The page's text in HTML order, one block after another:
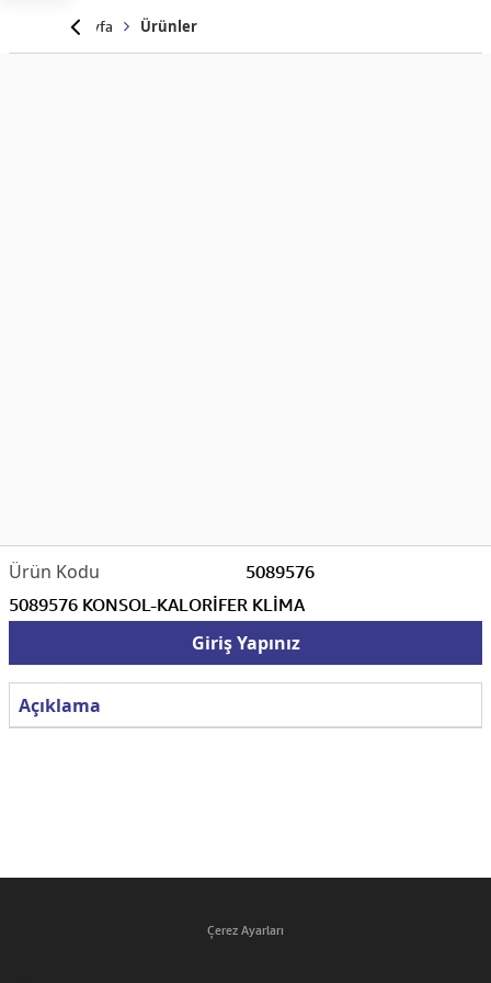
Anasayfa Ürünler
5089576
5089576 KONSOL-KALORİFER KLİMA
Giriş Yapınız
Açıklama
Çerez Ayarları